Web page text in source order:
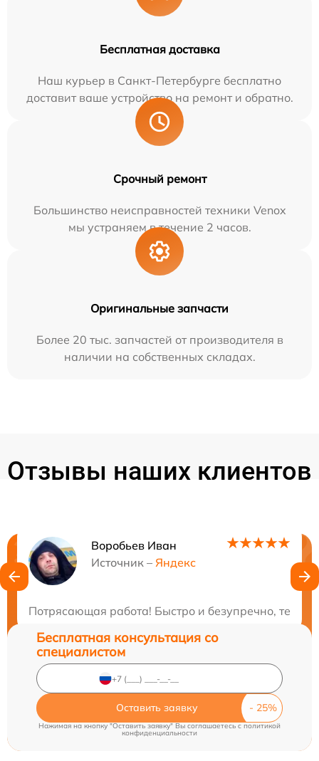
Бесплатная доставка
Наш курьер в Санкт-Петербурге бесплатно
доставит ваше устройство на ремонт и обратно.
Срочный ремонт
Большинство неисправностей техники Venox
мы устраняем в течение 2 часов.
Оригинальные запчасти
Более 20 тыс. запчастей от производителя в
наличии на собственных складах.
Отзывы наших клиентов
Воробьев Иван
Источник – Яндекс
Потрясающая работа! Быстро и безупречно,
Нужна консультация?
Бесплатная консультация со
специалистом
Оставить заявку
Нажимая на кнопку "Оставить заявку" Вы соглашаетесь cполитикой
конфиденциальности